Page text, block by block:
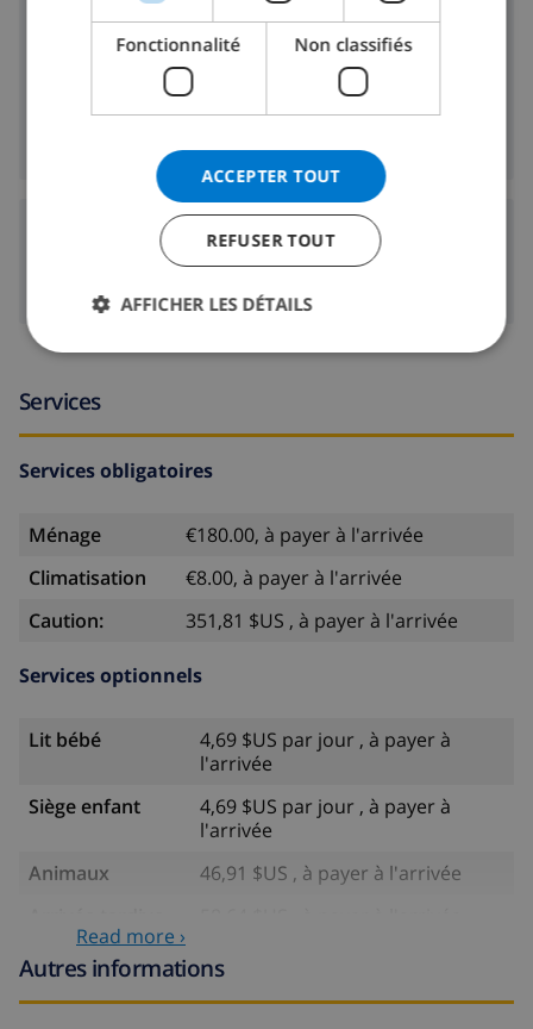
Vie nocturne:
Aéroports:
Services
Services obligatoires
Ménage
€180.00, à payer à l'arrivée
Climatisation
€8.00, à payer à l'arrivée
Caution:
351,81 $US , à payer à l'arrivée
Services optionnels
Lit bébé
4,69 $US par jour , à payer à
l'arrivée
Siège enfant
4,69 $US par jour , à payer à
l'arrivée
Animaux
46,91 $US , à payer à l'arrivée
Lit
supplémentaire
14,07 $US par jour , à payer à
l'arrivée
Read more ›
Autres informations
Fonctionnalité Non classifiés
ACCEPTER TOUT
REFUSER TOUT
AFFICHER LES DÉTAILS